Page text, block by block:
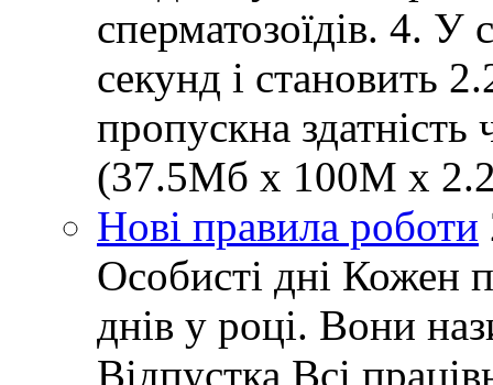
сперматозоїдів. 4. У
секунд і становить
пропускна
(37.5Мб x 100M x
Нові правила роботи
Особисті дні Кожен
днів у році. Вони
Відпустка Всі